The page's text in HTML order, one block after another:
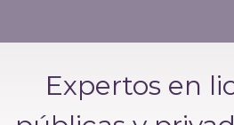
Expertos en